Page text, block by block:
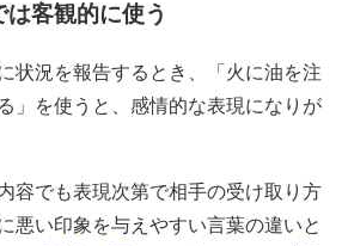
客観的に使う
状況を報告するとき、「火に油を注
」を使うと、感情的な表現になりが
容でも表現次第で相手の受け取り方
悪い印象を与えやすい言葉の違いと